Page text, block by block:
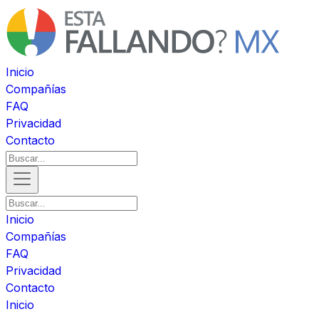
Inicio
Compañías
FAQ
Privacidad
Contacto
Inicio
Compañías
FAQ
Privacidad
Contacto
Inicio